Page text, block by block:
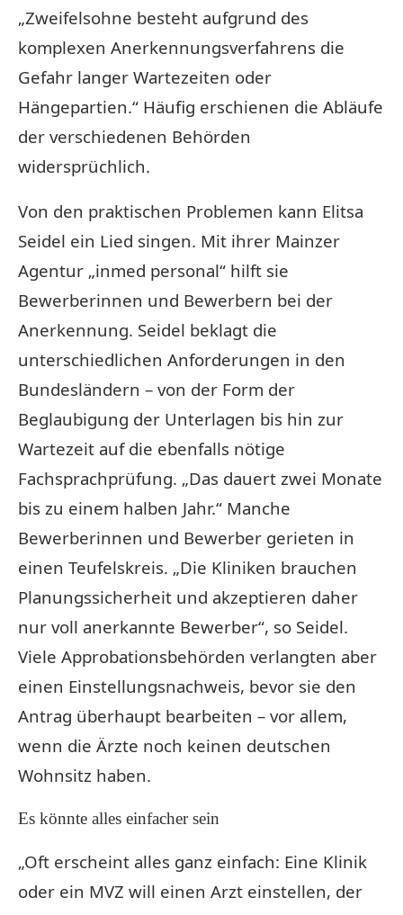
„Zweifelsohne besteht aufgrund des
komplexen Anerkennungsverfahrens die
Gefahr langer Wartezeiten oder
Hängepartien.“ Häufig erschienen die Abläufe
der verschiedenen Behörden
widersprüchlich.
Von den praktischen Problemen kann Elitsa
Seidel ein Lied singen. Mit ihrer Mainzer
Agentur „inmed personal“ hilft sie
Bewerberinnen und Bewerbern bei der
Anerkennung. Seidel beklagt die
unterschiedlichen Anforderungen in den
Bundesländern – von der Form der
Beglaubigung der Unterlagen bis hin zur
Wartezeit auf die ebenfalls nötige
Fachsprachprüfung. „Das dauert zwei Monate
bis zu einem halben Jahr.“ Manche
Bewerberinnen und Bewerber gerieten in
einen Teufelskreis. „Die Kliniken brauchen
Planungssicherheit und akzeptieren daher
nur voll anerkannte Bewerber“, so Seidel.
Viele Approbationsbehörden verlangten aber
einen Einstellungsnachweis, bevor sie den
Antrag überhaupt bearbeiten – vor allem,
wenn die Ärzte noch keinen deutschen
Wohnsitz haben.
Es könnte alles einfacher sein
„Oft erscheint alles ganz einfach: Eine Klinik
oder ein MVZ will einen Arzt einstellen, der